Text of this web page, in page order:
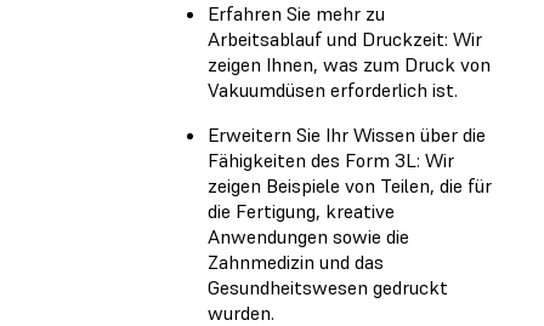
Erfahren Sie mehr zu
Arbeitsablauf und Druckzeit: Wir
zeigen Ihnen, was zum Druck von
Vakuumdüsen erforderlich ist.
Erweitern Sie Ihr Wissen über die
Fähigkeiten des Form 3L: Wir
zeigen Beispiele von Teilen, die für
die Fertigung, kreative
Anwendungen sowie die
Zahnmedizin und das
Gesundheitswesen gedruckt
wurden.